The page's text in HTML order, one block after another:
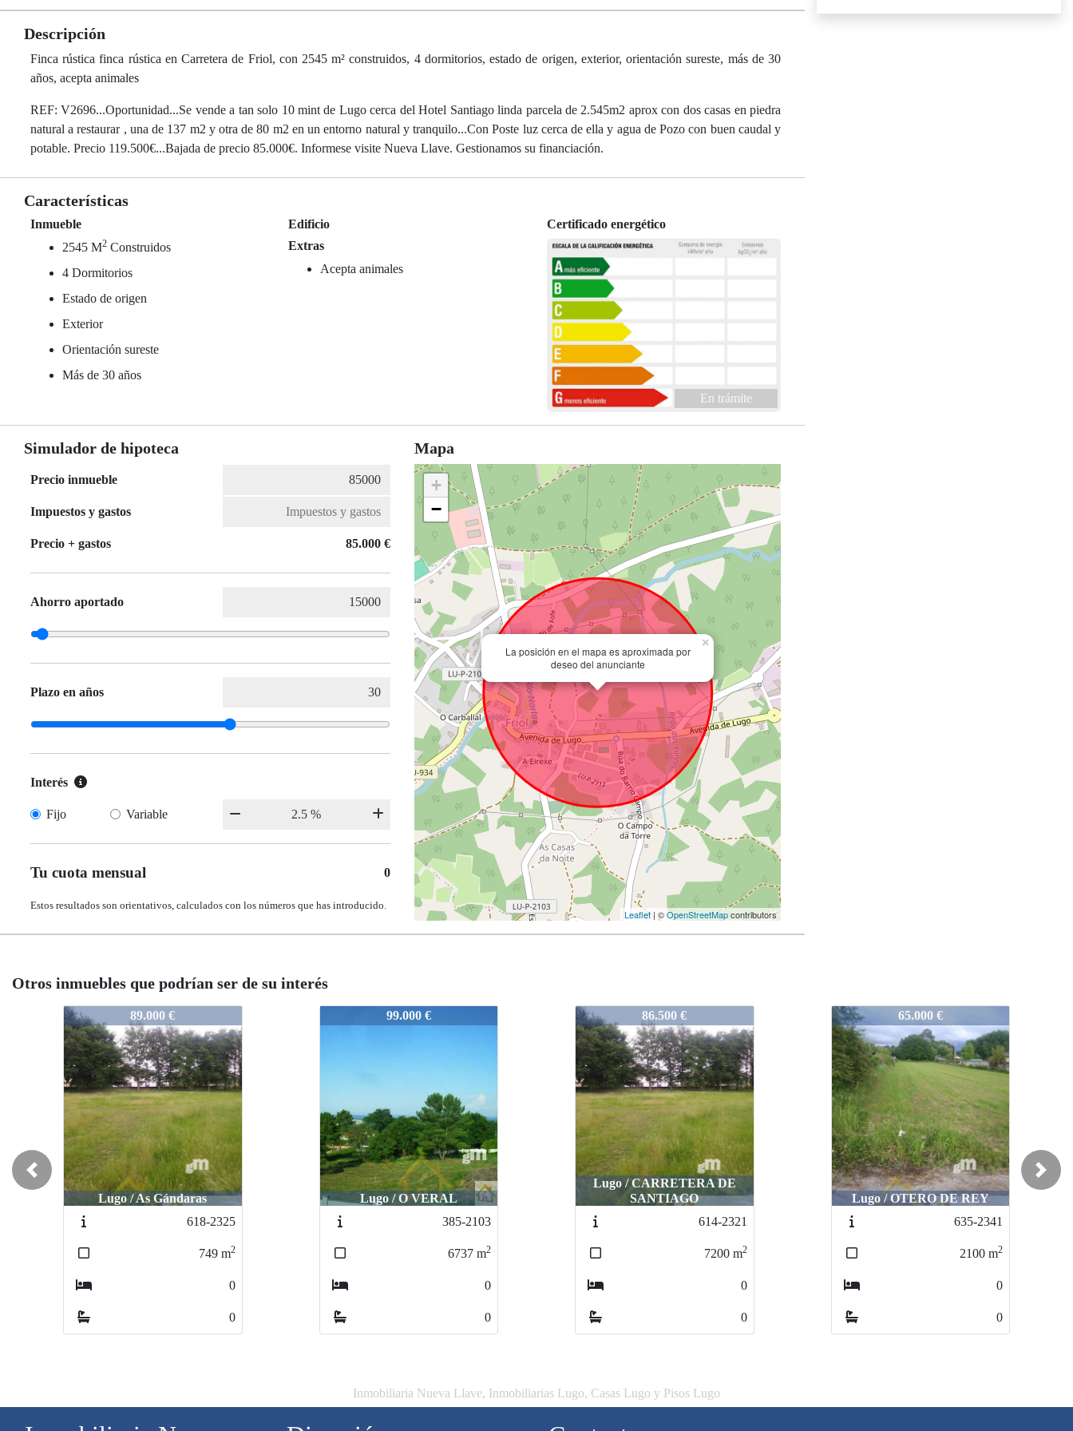
Descripción
Finca rústica finca rústica en Carretera de Friol, con 2545 m² construidos, 4 dormitorios, estado de origen, exterior, orientación sureste, más de 30
años, acepta animales
REF: V2696...Oportunidad...Se vende a tan solo 10 mint de Lugo cerca del Hotel Santiago linda parcela de 2.545m2 aprox con dos casas en piedra
natural a restaurar , una de 137 m2 y otra de 80 m2 en un entorno natural y tranquilo...Con Poste luz cerca de ella y agua de Pozo con buen caudal y
potable. Precio 119.500€...Bajada de precio 85.000€. Informese visite Nueva Llave. Gestionamos su financiación.
Características
Inmueble
2545 M2 Construidos
4 Dormitorios
Estado de origen
Exterior
Orientación sureste
Más de 30 años
Edificio
Extras
Acepta animales
Certificado energético
En trámite
Simulador de hipoteca
Precio inmueble
Impuestos y gastos
Precio + gastos 85.000 €
Ahorro aportado
Plazo en años
Interés
Fijo Variable
Tu cuota mensual 0
Estos resultados son orientativos, calculados con los números que has introducido.
Mapa
La posición en el mapa es aproximada por
deseo del anunciante
×
+
−
Leaflet| ©OpenStreetMapcontributors
Otros inmuebles que podrían ser de su interés
1004-V269699.000 €
Lugo / O VERAL
385-2103
6737 m2
0
0
1004-V269686.500 €
Lugo / CARRETERA DE
SANTIAGO
614-2321
7200m2
0
0
1004-V269665.000 €
Lugo / OTERO DE REY
635-2341
2100 m2
0
0
1004-V269650.000 €
Corgo O / Gomean
678-N2382
3350m2
0
0
Previous Next
Inmobiliaria Nueva Llave, Inmobiliarias Lugo, Casas Lugo y Pisos Lugo